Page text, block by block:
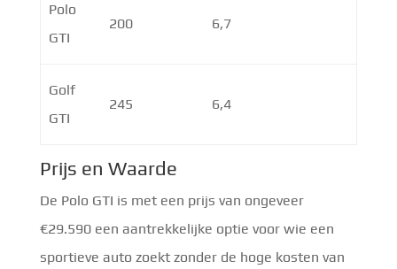
Polo
GTI
200 6,7
Golf
GTI
245 6,4
Prijs en Waarde
De Polo GTI is met een prijs van ongeveer
€29.590 een aantrekkelijke optie voor wie een
sportieve auto zoekt zonder de hoge kosten van